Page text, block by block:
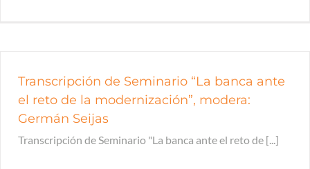
Transcripción de Seminario “La banca ante
el reto de la modernización”, modera:
Germán Seijas
Transcripción de Seminario "La banca ante el reto de [...]